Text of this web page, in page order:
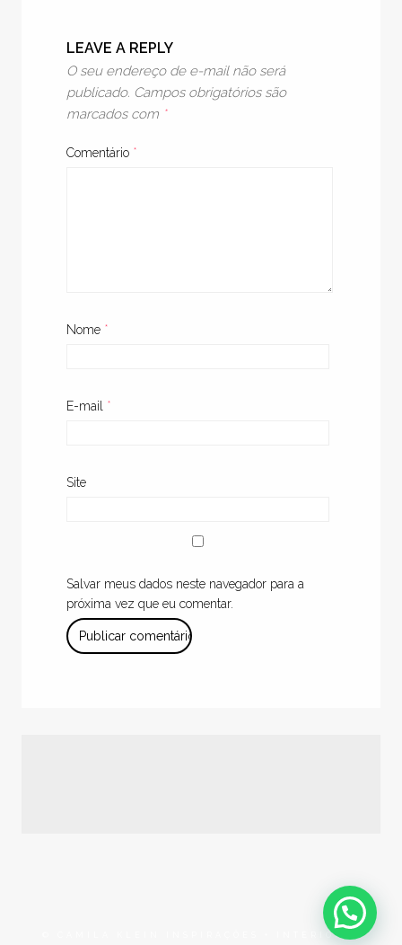
LEAVE A REPLY
O seu endereço de e-mail não será
publicado. Campos obrigatórios são
marcados com *
Comentário *
Nome *
E-mail *
Site
Salvar meus dados neste navegador para a
próxima vez que eu comentar.
© CAMILA KLEIN INSPIRAÇÕES + INTERIORES